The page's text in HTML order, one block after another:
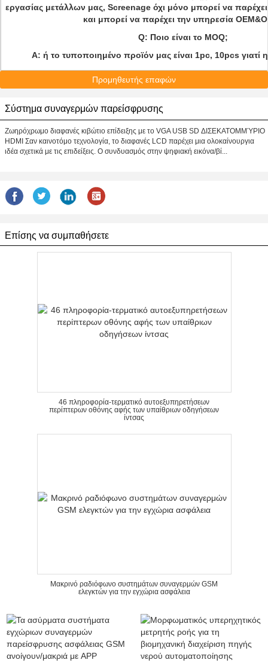
εργασίας μετάλλων μας, Screenage όχι μόνο μπορεί να
και μπορεί να παρέχει την υπηρεσία
Q: Ποιο είναι το MOQ;
Α: ή το τυποποιημένο προϊόν μας είναι 1pc, 10pcs γιατί
Προμηθευτής επαφών
Σύστημα συναγερμών παρείσφρυσης
Ζωηρόχρωμο διαφανές κιβώτιο επίδειξης με το VGA USB SD ΔΙΣΕΚΑΤΟΜΜΎΡΙΟ
HDMI Σαν καινοτόμο τεχνολογία, το διαφανές LCD παρέχει μια ολοκαίνουργια
ιδέα σχετικά με τις επιδείξεις. Ο συνδυασμός στην ψηφιακή εικόνα/βί...
Επίσης να συμπαθήσετε
46 πληροφορία-τερματικό αυτοεξυπηρετήσεων
περίπτερων οθόνης αφής των υπαίθριων οδηγήσεων
ίντσας
Μακρινό ραδιόφωνο συστημάτων συναγερμών GSM
ελεγκτών για την εγχώρια ασφάλεια